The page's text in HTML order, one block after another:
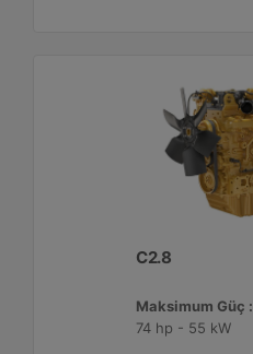
C2.8
Maksimum Güç :
74 hp - 55 kW